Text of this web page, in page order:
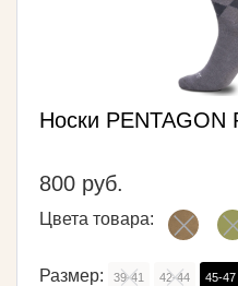
Носки PENTAGON
800 руб.
Цвета товара:
Размер: 39-41 42-44 45-47